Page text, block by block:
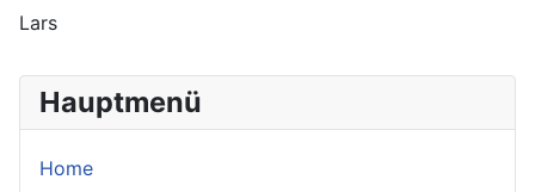
Hauptmenü
Home
Lars